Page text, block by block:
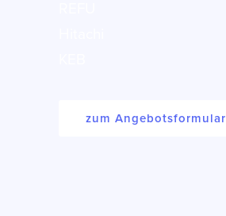
zum Angebotsformular